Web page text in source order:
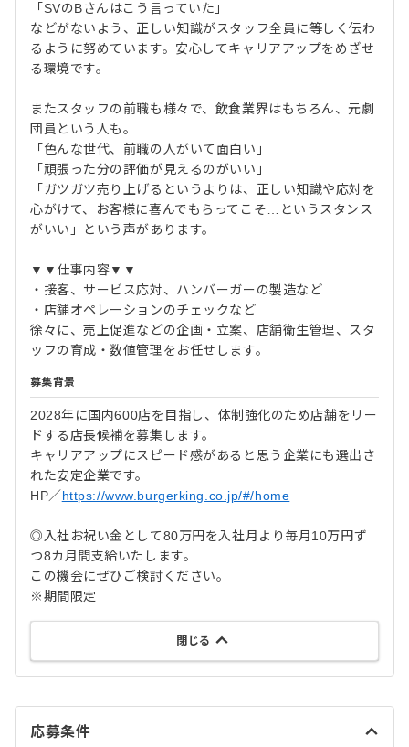
「SVのBさんはこう言っていた」
などがないよう、正しい知識がスタッフ全員に等しく伝わ
るように努めています。安心してキャリアアップをめざせ
る環境です。
またスタッフの前職も様々で、飲食業界はもちろん、元劇
団員という人も。
「色んな世代、前職の人がいて面白い」
「頑張った分の評価が見えるのがいい」
「ガツガツ売り上げるというよりは、正しい知識や応対を
心がけて、お客様に喜んでもらってこそ…というスタンス
がいい」という声があります。
▼▼仕事内容▼▼
・接客、サービス応対、ハンバーガーの製造など
・店舗オペレーションのチェックなど
徐々に、売上促進などの企画・立案、店舗衛生管理、スタ
ッフの育成・数値管理をお任せします。
募集背景
2028年に国内600店を目指し、体制強化のため店舗をリー
ドする店長候補を募集します。
キャリアアップにスピード感があると思う企業にも選出さ
れた安定企業です。
HP／https://www.burgerking.co.jp/#/home
◎入社お祝い金として80万円を入社月より毎月10万円ず
つ8カ月間支給いたします。
この機会にぜひご検討ください。
※期間限定
閉じる
応募条件